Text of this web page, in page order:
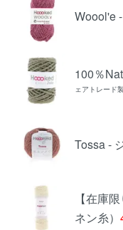
Woool'e
100％
ェアトレード
Tossa -
【在庫
ネン糸）